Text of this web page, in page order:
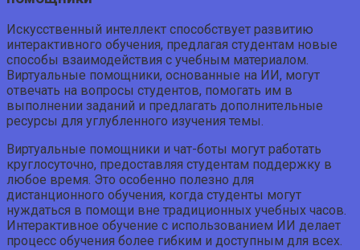
Искусственный интеллект способствует развитию
интерактивного обучения, предлагая студентам новые
способы взаимодействия с учебным материалом.
Виртуальные помощники, основанные на ИИ, могут
отвечать на вопросы студентов, помогать им в
выполнении заданий и предлагать дополнительные
ресурсы для углубленного изучения темы.
Виртуальные помощники и чат-боты могут работать
круглосуточно, предоставляя студентам поддержку в
любое время. Это особенно полезно для
дистанционного обучения, когда студенты могут
нуждаться в помощи вне традиционных учебных часов.
Интерактивное обучение с использованием ИИ делает
процесс обучения более гибким и доступным для всех.